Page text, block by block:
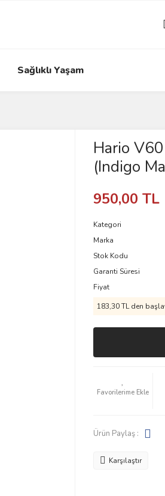
Sağlıklı Yaşam
Hario
(Indigo
950,00 TL
Kategori
Marka
Stok Kodu
Garanti Süresi
Fiyat
183,30 TL den
Ürün Paylaş :
Karşılaştır